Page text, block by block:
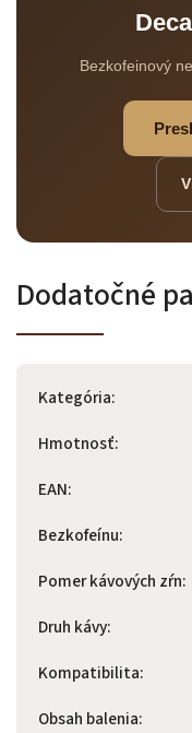
Bezkofeinový
Dodatočné
Kategória:
Hmotnosť:
EAN:
Bezkofeínu:
Pomer kávových zŕn:
Druh kávy:
Kompatibilita:
Obsah balenia: